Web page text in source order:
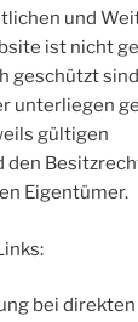
und
ist nicht
geschützt
unterliegen
gültigen
den
Eigentümer.
bei